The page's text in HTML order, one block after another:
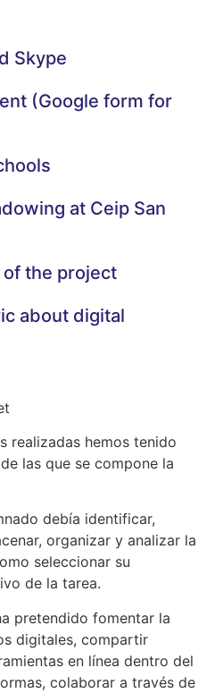
Skype
(Google form for
at Ceip San
the project
about digital
realizadas hemos tenido
las que se compone la
debía identificar,
organizar y analizar la
seleccionar su
de la tarea.
pretendido fomentar la
digitales, compartir
en línea dentro del
colaborar a través de